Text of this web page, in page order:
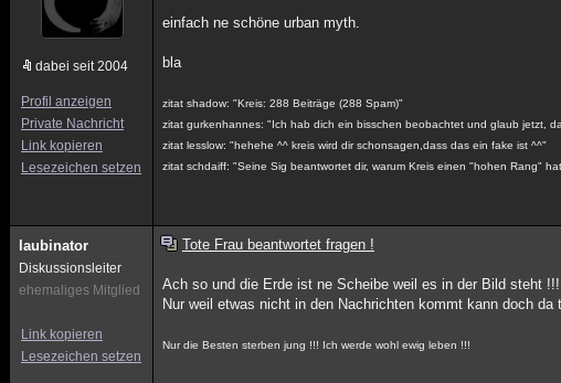
dabei seit 2004
Profil anzeigen
Private Nachricht
Link kopieren
Lesezeichen setzen
einfach ne schöne urban myth.
bla
zitat shadow: "Kreis: 288 Beiträge (288 Spam)"
zitat gurkenhannes: "Ich hab dich ein bisschen beobachtet und glaub jetzt,
zitat lesslow: "hehehe ^^ kreis wird dir schonsagen,dass das ein fake ist ^^"
zitat schdaiff: "Seine Sig beantwortet dir, warum Kreis einen "hohen Rang"
laubinator
Diskussionsleiter
ehemaliges Mitglied
Link kopieren
Lesezeichen setzen
Tote Frau beantwortet fragen !
Ach so und die Erde ist ne Scheibe weil es in der Bild steht !!!
Nur weil etwas nicht in den Nachrichten kommt kann doch da
Nur die Besten sterben jung !!! Ich werde wohl ewig leben !!!